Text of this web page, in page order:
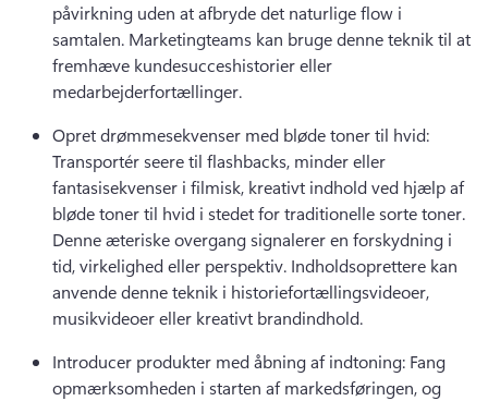
påvirkning uden at afbryde det naturlige flow i
samtalen. Marketingteams kan bruge denne teknik til at
fremhæve kundesucceshistorier eller
medarbejderfortællinger.
Opret drømmesekvenser med bløde toner til hvid:
Transportér seere til flashbacks, minder eller
fantasisekvenser i filmisk, kreativt indhold ved hjælp af
Denne æteriske overgang signalerer en forskydning i
tid, virkelighed eller perspektiv. Indholdsoprettere kan
anvende denne teknik i historiefortællingsvideoer,
musikvideoer eller kreativt brandindhold.
Introducer produkter med åbning af indtoning: Fang
opmærksomheden i starten af markedsføringen, og